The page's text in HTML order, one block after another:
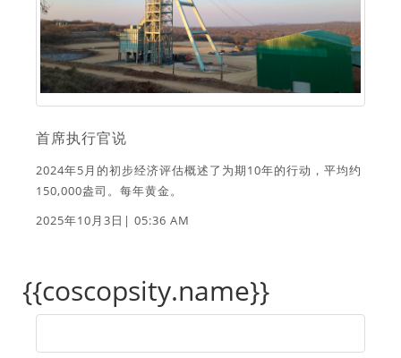
首席执行官说
2024年5月的初步经济评估概述了为期10年的行动，平均约
150,000盎司。每年黄金。
2025年10月3日| 05:36 AM
{{coscopsity.name}}